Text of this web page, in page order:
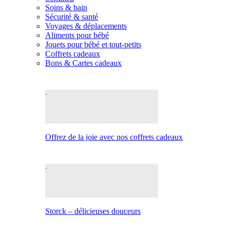
Soins & bain
Sécurité & santé
Voyages & déplacements
Aliments pour bébé
Jouets pour bébé et tout-petits
Coffrets cadeaux
Bons & Cartes cadeaux
Offrez de la joie avec nos coffrets cadeaux
Storck – délicieuses douceurs